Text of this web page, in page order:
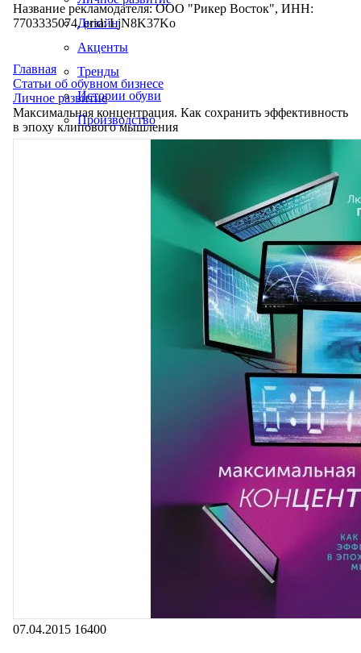
Дизайн
Акценты
Тренды
Истории обуви
Производство
Название рекламодателя: ООО "Рикер Восток", ИНН:
7703335074, erid: LjN8K37Ko
Главная
Статьи об обувном бизнесе
Личное развитие
Максимальная концентрация. Как сохранить эффективность
в эпоху клипового мышления
07.04.2015 16400